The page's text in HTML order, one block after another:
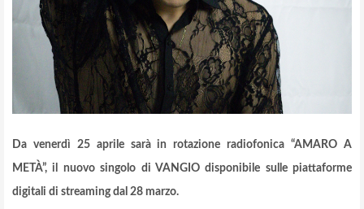
Da venerdì 25 aprile sarà in rotazione radiofonica “AMARO A
METÀ”, il nuovo singolo di VANGIO disponibile sulle piattaforme
digitali di streaming dal 28 marzo.